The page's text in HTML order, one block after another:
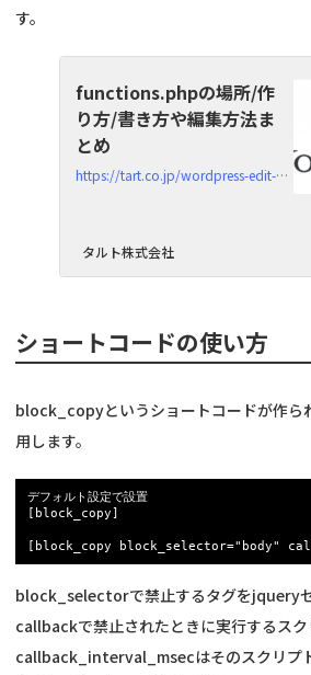
す。
functions.phpの場所/作
り方/書き方や編集方法ま
とめ
https://tart.co.jp/wordpress-edit-functions-php
タルト株式会社
ショートコードの使い方
block_copyというショートコードが作ら
用します。
デフォルト設定で設置
[block_copy]
block_selectorで禁止するタグをjqueryセ
callbackで禁止されたときに実行するスク
callback_interval_msecはそのスクリプ